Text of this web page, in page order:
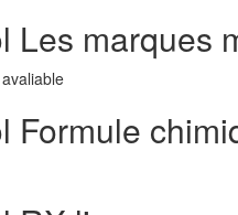
Les marques
Formule